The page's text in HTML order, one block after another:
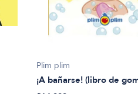
Plim plim
¡A bañarse! (libro de